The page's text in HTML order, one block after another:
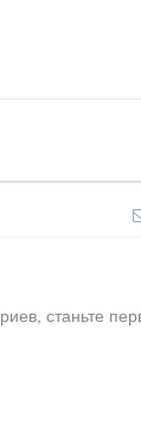
станьте